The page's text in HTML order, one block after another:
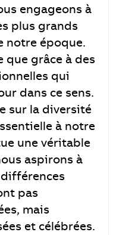
engageons à
plus grands
notre époque.
que grâce à des
qui
dans ce sens.
sur la diversité
à notre
une véritable
aspirons à
pas
mais
et célébrées.